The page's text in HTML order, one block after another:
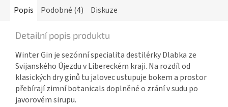
Popis Podobné (4) Diskuze
Detailní popis produktu
Winter Gin je sezónní specialita destilérky Dlabka ze
Svijanského Újezdu v Libereckém kraji. Na rozdíl od
klasických dry ginů tu jalovec ustupuje bokem a prostor
přebírají zimní botanicals doplněné o zrání v sudu po
javorovém sirupu.